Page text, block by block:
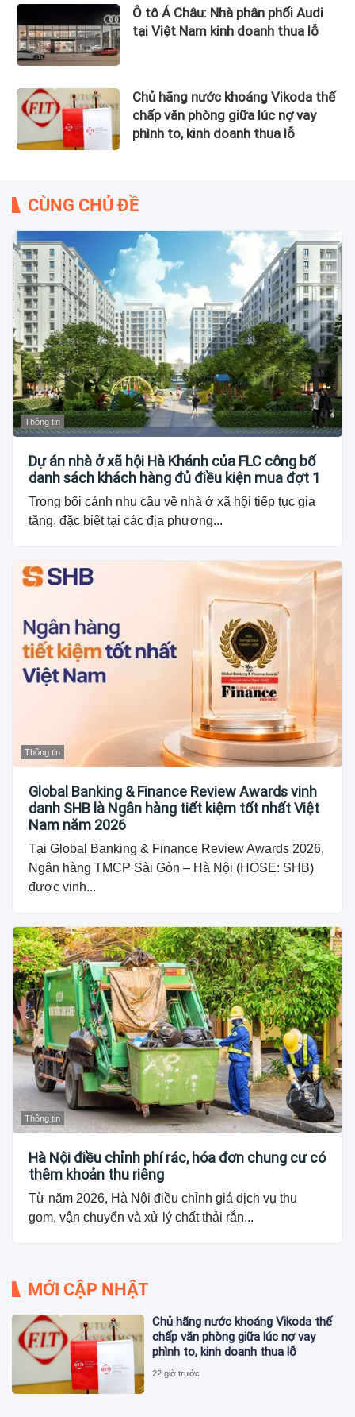
Ô tô Á Châu: Nhà phân phối Audi
tại Việt Nam kinh doanh thua lỗ
Chủ hãng nước khoáng Vikoda thế
chấp văn phòng giữa lúc nợ vay
phình to, kinh doanh thua lỗ
CÙNG CHỦ ĐỀ
Thông tin
Dự án nhà ở xã hội Hà Khánh của FLC công bố
danh sách khách hàng đủ điều kiện mua đợt 1
Trong bối cảnh nhu cầu về nhà ở xã hội tiếp tục gia
tăng, đặc biệt tại các địa phương...
Thông tin
Global Banking & Finance Review Awards vinh
danh SHB là Ngân hàng tiết kiệm tốt nhất Việt
Nam năm 2026
Tại Global Banking & Finance Review Awards 2026,
Ngân hàng TMCP Sài Gòn – Hà Nội (HOSE: SHB)
được vinh...
Thông tin
Hà Nội điều chỉnh phí rác, hóa đơn chung cư có
thêm khoản thu riêng
Từ năm 2026, Hà Nội điều chỉnh giá dịch vụ thu
gom, vận chuyển và xử lý chất thải rắn...
MỚI CẬP NHẬT
Chủ hãng nước khoáng Vikoda thế
chấp văn phòng giữa lúc nợ vay
phình to, kinh doanh thua lỗ
22 giờ trước